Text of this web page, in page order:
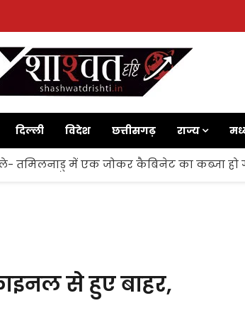
दिल्ली विदेश छत्तीसगढ़ राज्य
तमिलनाडु में एक जोकर कैबिनेट का कब्जा हो
से हुए बाहर,